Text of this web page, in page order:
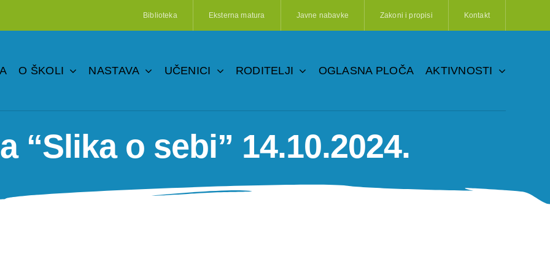
Biblioteka Eksterna matura Javne nabavke Zakoni i propisi Kontakt
O ŠKOLI NASTAVA UČENICI RODITELJI OGLASNA PLOČA AKTIVNOSTI
“Slika o sebi” 14.10.2024.